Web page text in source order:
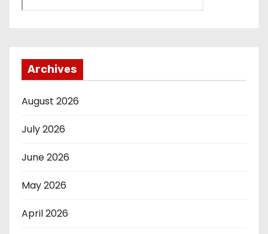
Archives
August 2026
July 2026
June 2026
May 2026
April 2026